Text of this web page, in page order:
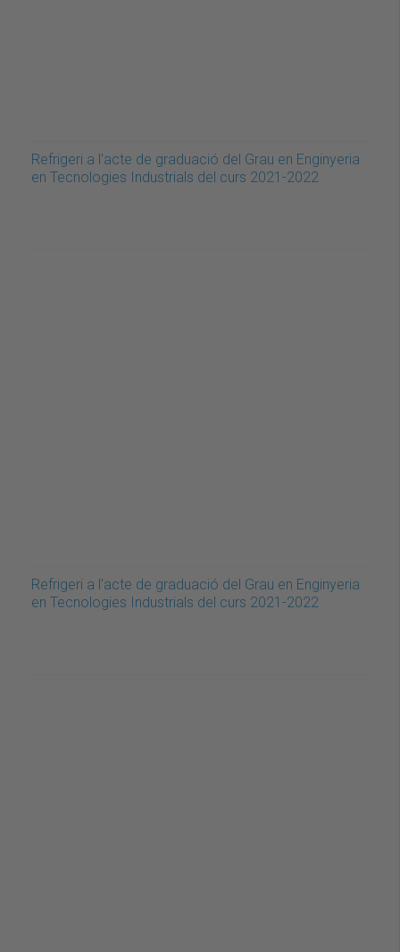
Refrigeri a l'acte de graduació del Grau en Enginyeria
en Tecnologies Industrials del curs 2021-2022
Refrigeri a l'acte de graduació del Grau en Enginyeria
en Tecnologies Industrials del curs 2021-2022